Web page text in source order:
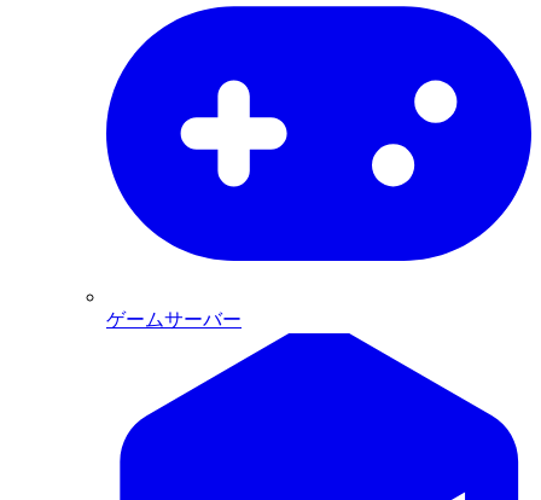
ゲームサーバー